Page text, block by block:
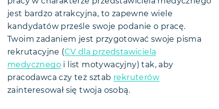
jest bardzo atrakcyjna, to zapewne wiele
kandydatów prześle swoje podanie o pracę.
Twoim zadaniem jest przygotować swoje pisma
rekrutacyjne (CV dla przedstawiciela
medycznego i list motywacyjny) tak, aby
pracodawca czy też sztab rekruterów
zainteresował się twoja osobą.